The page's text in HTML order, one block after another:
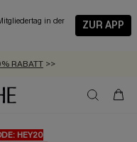
in der
ZUR APP
ARTIKEL >>
RABATT >>
ERHALTEN
AB 89 €
HEY20